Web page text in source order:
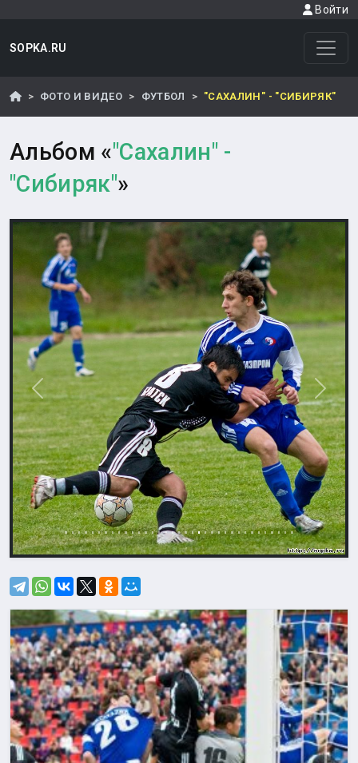
Войти
SOPKA.RU
ФОТО И ВИДЕО ФУТБОЛ "САХАЛИН" - "СИБИРЯК"
Альбом «"Сахалин" -
"Сибиряк"»
Назад